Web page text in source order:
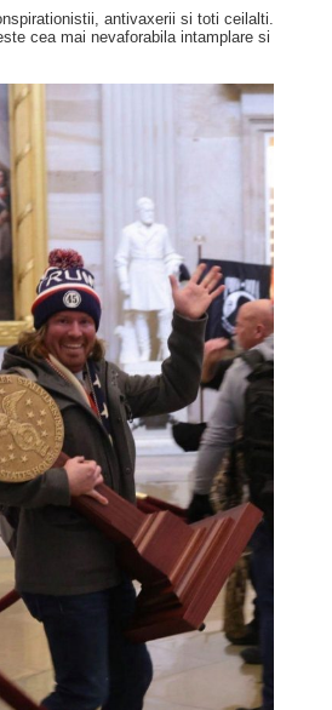
antivaxerii si toti ceilalti.
cea mai nevaforabila intamplare si